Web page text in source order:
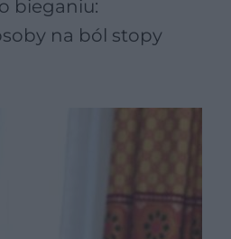
bieganiu:
na ból stopy